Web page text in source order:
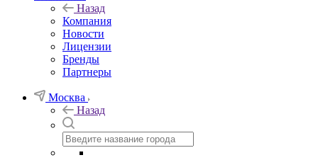
Назад
Компания
Новости
Лицензии
Бренды
Партнеры
Москва
Назад